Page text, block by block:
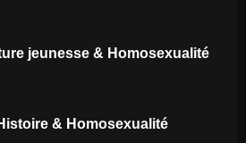
jeunesse & Homosexualité
& Homosexualité